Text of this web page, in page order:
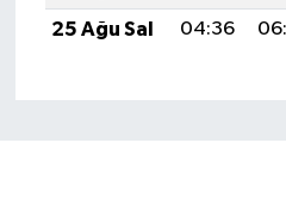
25 Ağu Sal
04:36